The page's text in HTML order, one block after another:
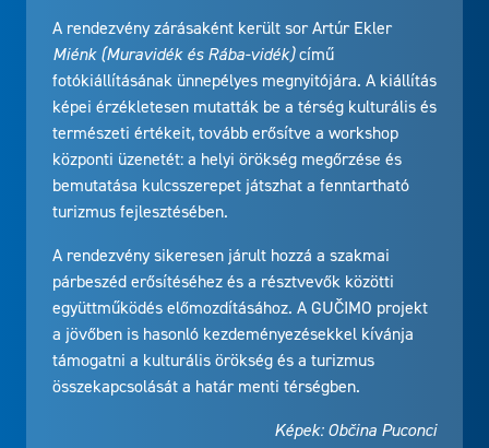
A rendezvény zárásaként került sor Artúr Ekler
Miénk (Muravidék és Rába-vidék)című
fotókiállításának ünnepélyes megnyitójára. A kiállítás
képei érzékletesen mutatták be a térség kulturális és
természeti értékeit, tovább erősítve a workshop
központi üzenetét: a helyi örökség megőrzése és
bemutatása kulcsszerepet játszhat a fenntartható
turizmus fejlesztésében.
A rendezvény sikeresen járult hozzá a szakmai
párbeszéd erősítéséhez és a résztvevők közötti
együttműködés előmozdításához. A GUČIMO projekt
a jövőben is hasonló kezdeményezésekkel kívánja
támogatni a kulturális örökség és a turizmus
összekapcsolását a határ menti térségben.
Képek: Občina Puconci